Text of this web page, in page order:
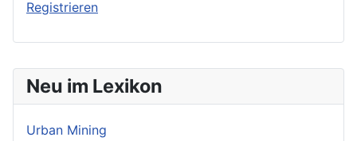
Neu im Lexikon
Urban Mining
Registrieren